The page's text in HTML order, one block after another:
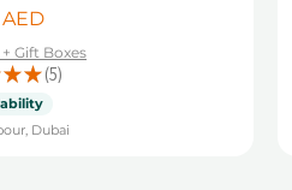
Gift Boxes
★ ★ 5
5
Dubai